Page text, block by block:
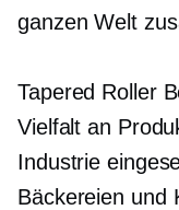
ganzen Welt
Tapered Roller
Vielfalt an
Industrie
Bäckereien und